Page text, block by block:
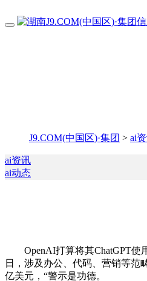
J9.COM(中国区)·集团 > ai
ai资讯
ai动态
OpenAI打算将其ChatGPT使用
日，涉及办公、代码、营销等范
亿美元，“警示是功德。